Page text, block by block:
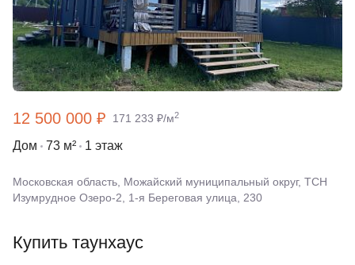
12 500 000 ₽ 171 233 ₽/м2
Дом 73 м² 1 этаж
Московская область, Можайский муниципальный округ, ТСН
Изумрудное Озеро-2, 1-я Береговая улица, 230
Купить таунхаус